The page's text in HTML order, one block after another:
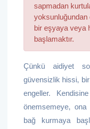
sapmadan
yoksunluğundan
bir eşyaya veya
başlamaktır.
Çünkü aidiyet
güvensizlik hissi,
engeller.
önemsemeye,
bağ kurmaya